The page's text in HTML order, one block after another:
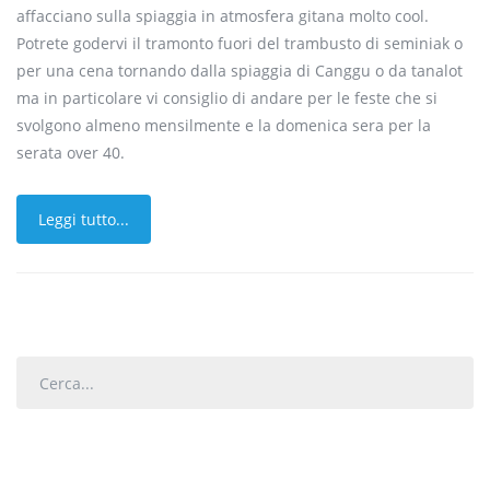
affacciano sulla spiaggia in atmosfera gitana molto cool.
Potrete godervi il tramonto fuori del trambusto di seminiak o
per una cena tornando dalla spiaggia di Canggu o da tanalot
ma in particolare vi consiglio di andare per le feste che si
svolgono almeno mensilmente e la domenica sera per la
serata over 40.
Leggi tutto...